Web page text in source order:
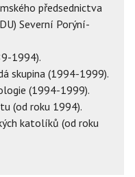
předsednictva
Severní Porýní-
1994).
skupina (1994-1999).
(1994-1999).
(od roku 1994).
katolíků (od roku